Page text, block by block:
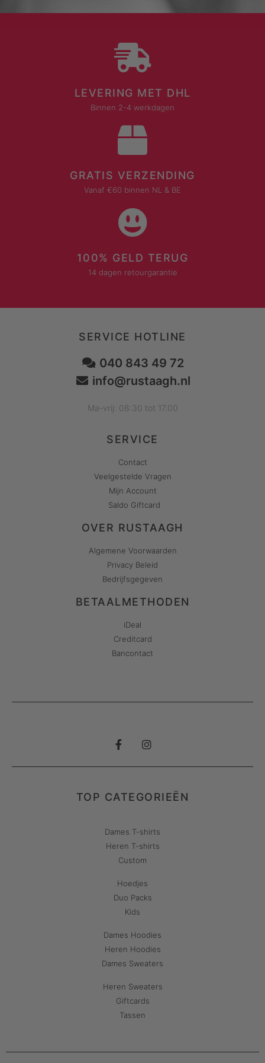
LEVERING MET DHL
Binnen 2-4 werkdagen
GRATIS VERZENDING
Vanaf €60 binnen NL & BE
100% GELD TERUG
14 dagen retourgarantie
SERVICE HOTLINE
040 843 49 72
info@rustaagh.nl
Ma-vrij: 08:30 tot 17.00
SERVICE
Contact
Veelgestelde Vragen
Mijn Account
Saldo Giftcard
OVER RUSTAAGH
Algemene Voorwaarden
Privacy Beleid
Bedrijfsgegeven
BETAALMETHODEN
iDeal
Creditcard
Bancontact
TOP CATEGORIEËN
Dames T-shirts
Heren T-shirts
Custom
Hoedjes
Duo Packs
Kids
Dames Hoodies
Heren Hoodies
Dames Sweaters
Heren Sweaters
Giftcards
Tassen